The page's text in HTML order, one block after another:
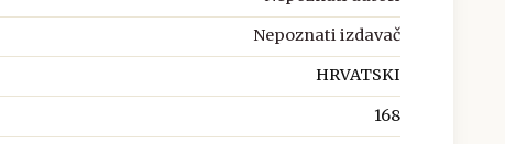
Nepoznati izdavač
HRVATSKI
168